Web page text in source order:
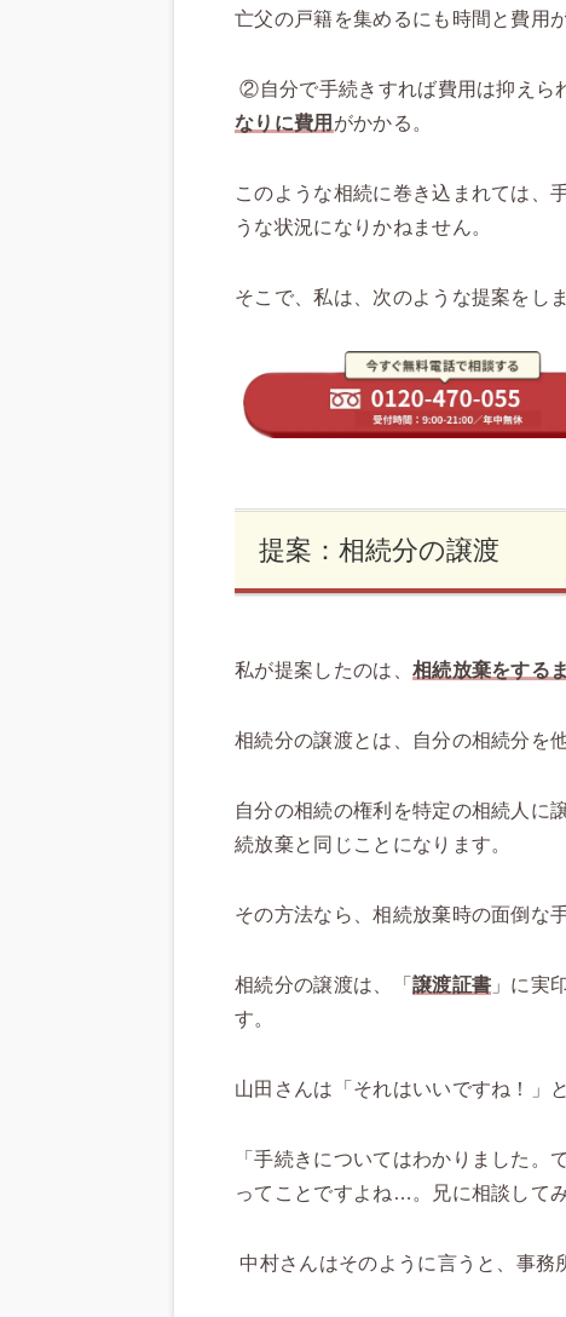
亡父の戸籍を集めるにも時間と費用
②自分で手続きすれば費用は抑えら
なりに費用 がかかる。
このような相続に巻き込まれては、
うな状況になりかねません。
そこで、私は、次のような提案をしま
提案：相続分の譲渡
私が提案したのは、 相続放棄をする
相続分の譲渡とは、自分の相続分を
自分の相続の権利を特定の相続人に
続放棄と同じことになります。
その方法なら、相続放棄時の面倒な
相続分の譲渡は、「 譲渡証書 」に実
す。
山田さんは「それはいいですね！」
「手続きについてはわかりました
ってことですよね…。兄に相談してみ
中村さんはそのように言うと、事務